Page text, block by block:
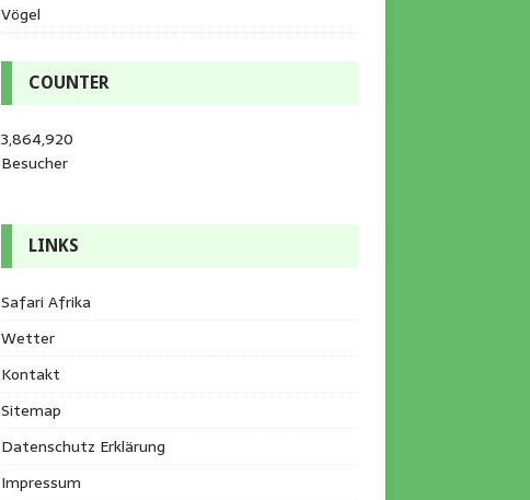
Vögel
COUNTER
3,864,920
Besucher
LINKS
Safari Afrika
Wetter
Kontakt
Sitemap
Datenschutz Erklärung
Impressum